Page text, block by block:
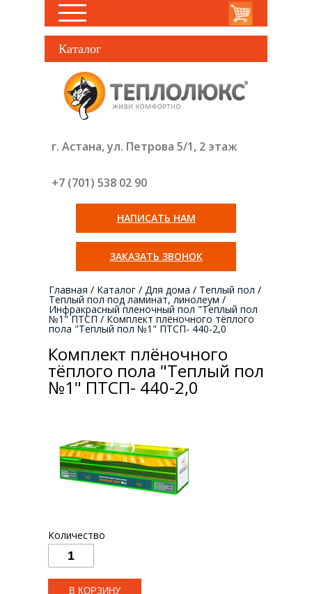
Каталог
г. Астана, ул. Петрова 5/1, 2 этаж
+7 (701) 538 02 90
НАПИСАТЬ НАМ
ЗАКАЗАТЬ ЗВОНОК
Главная / Каталог / Для дома / Теплый пол /
Теплый пол под ламинат, линолеум /
Инфракрасный пленочный пол "Теплый пол
№1" ПТСП / Комплект плёночного тёплого
пола "Теплый пол №1" ПТСП- 440-2,0
Комплект плёночного
тёплого пола "Теплый пол
№1" ПТСП- 440-2,0
Количество